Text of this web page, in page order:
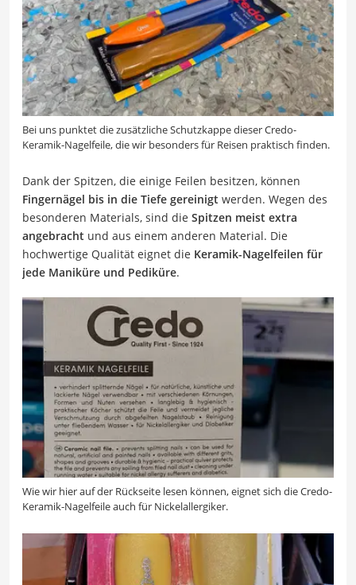
Bei uns punktet die zusätzliche Schutzkappe dieser Credo-
Keramik-Nagelfeile, die wir besonders für Reisen praktisch finden.
Dank der Spitzen, die einige Feilen besitzen, können
Fingernägel bis in die Tiefe gereinigt werden. Wegen des
besonderen Materials, sind die Spitzen meist extra
angebracht und aus einem anderen Material. Die
hochwertige Qualität eignet die Keramik-Nagelfeilen für
jede Maniküre und Pediküre.
Wie wir hier auf der Rückseite lesen können, eignet sich die Credo-
Keramik-Nagelfeile auch für Nickelallergiker.